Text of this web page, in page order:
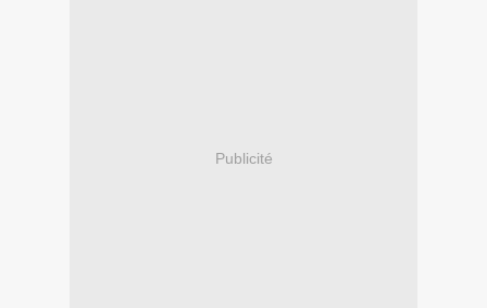
Publicité